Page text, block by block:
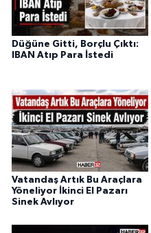
Düğüne Gitti, Borçlu Çıktı:
IBAN Atıp Para İstedi
Vatandaş Artık Bu Araçlara
Yöneliyor İkinci El Pazarı
Sinek Avlıyor